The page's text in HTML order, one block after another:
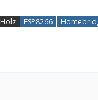
Holz ESP8266